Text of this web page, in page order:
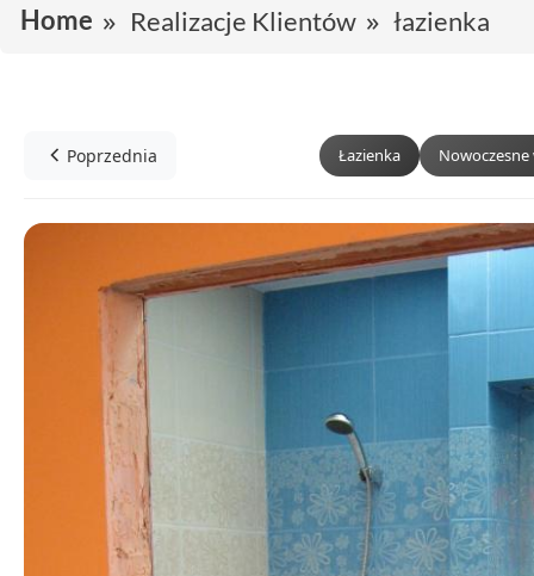
Home Realizacje Klientów łazienka
Poprzednia Łazienka